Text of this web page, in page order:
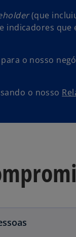
e
m
a
o
(que
o nosso
o nosso